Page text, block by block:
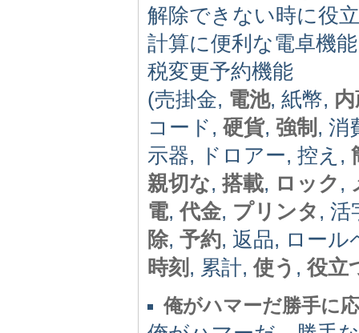
解除できない時に役
計算に便利な電卓機
税変更予約機能
(売掛金, 電池, 紙幣,
コード, 硬貨, 強制 , 消
示器, ドロアー, 控え,
親切な, 搭載, ロック ,
電,代金, プリンタ ,
除, 予約, 返品, ロー
時刻 , 累計,使う , 役立
俺がハマーだ勝手に